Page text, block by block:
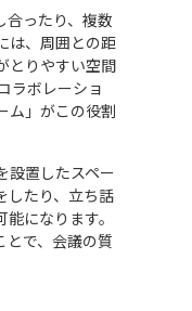
合ったり、複数
は、周囲との距
とりやすい空間
ラボレーショ
ム」がこの役割
設置したスペー
したり、立ち話
になります。
とで、会議の質